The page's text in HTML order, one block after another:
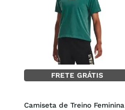
FRETE GRÁTIS
Camiseta de Treino Feminina